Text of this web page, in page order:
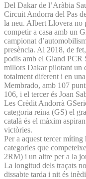
Del Dakar de l’Aràbia
Circuit Andorra del Pas
la neu. Albert Llovera no
competir a casa amb un
campionat
presència. Al 2018, de
podis amb el Giand PCR
millors Dakar pilotant un
totalment diferent i en
Membrado, amb 107
106, i el tercer és Joan
Les Crèdit Andorrà
categoria reina (GS) el
català és el màxim
victòries.
Per a aquest tercer
categories que
2RM) i un altre per a la
La longitud dels traçats
dissabte tarda i nit és